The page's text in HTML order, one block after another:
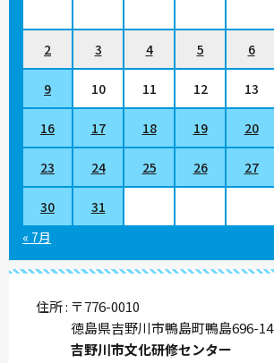
2 3 4 5 6
9 10 11 12 13
16 17 18 19 20
23 24 25 26 27
30
31
« 7月
住所 〒776-0010
徳島県吉野川市鴨島町鴨島696-14
吉野川市文化研修センター